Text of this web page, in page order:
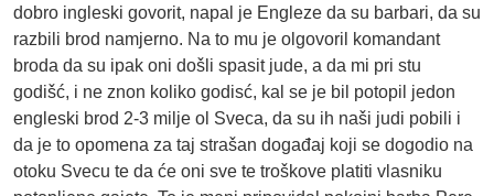
dobro ingleski govorit, napal je Engleze da su barbari, da su
razbili brod namjerno. Na to mu je olgovoril komandant
broda da su ipak oni došli spasit jude, a da mi pri stu
godišć, i ne znon koliko godisć, kal se je bil potopil jedon
engleski brod 2-3 milje ol Sveca, da su ih naši judi pobili i
da je to opomena za taj strašan događaj koji se dogodio na
otoku Svecu te da će oni sve te troškove platiti vlasniku